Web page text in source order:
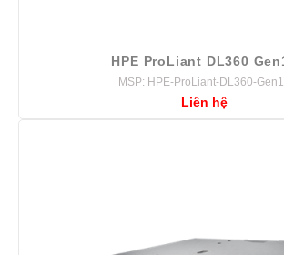
HPE ProLiant DL360
MSP: HPE-ProLiant-DL360-
Liên hệ